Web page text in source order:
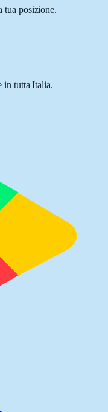
tua posizione.
in tutta Italia.